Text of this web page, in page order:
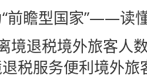
“前瞻型国家”——读
境退税境外旅客人
税服务便利境外旅